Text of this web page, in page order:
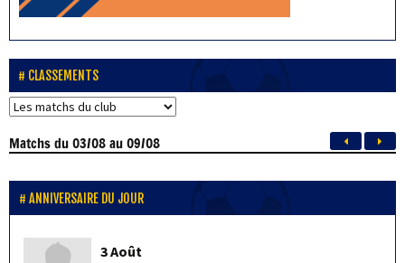
CLASSEMENTS
Matchsdu 03/08 au 09/08
ANNIVERSAIRE DU JOUR
3 Août